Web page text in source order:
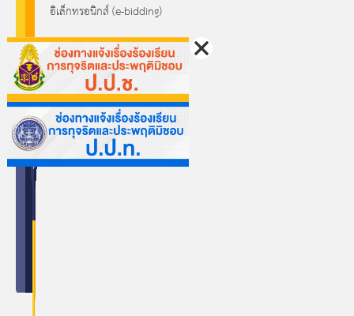
อิเล็กทรอนิกส์ (e-bidding)